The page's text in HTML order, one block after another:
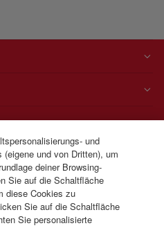
19
und
(eigene und von Dritten), um
deiner Browsing-
Sie auf die Schaltfläche
diese Cookies zu
Sie auf die Schaltfläche
Sie personalisierte